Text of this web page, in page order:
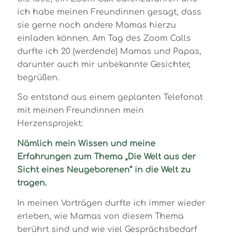
ich habe meinen Freundinnen gesagt, dass
sie gerne noch andere Mamas hierzu
einladen können. Am Tag des Zoom Calls
durfte ich 20 (werdende) Mamas und Papas,
darunter auch mir unbekannte Gesichter,
begrüßen.
So entstand aus einem geplanten Telefonat
mit meinen Freundinnen mein
Herzensprojekt:
Nämlich mein Wissen und meine
Erfahrungen zum Thema „Die Welt aus der
Sicht eines Neugeborenen“ in die Welt zu
tragen.
In meinen Vorträgen durfte ich immer wieder
erleben, wie Mamas von diesem Thema
berührt sind und wie viel Gesprächsbedarf